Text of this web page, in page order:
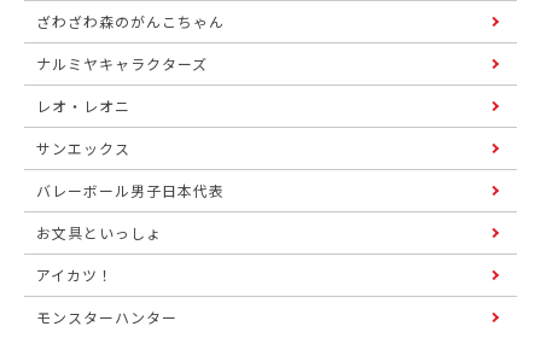
ざわざわ森のがんこちゃん
ナルミヤキャラクターズ
レオ・レオニ
サンエックス
バレーボール男子日本代表
お文具といっしょ
アイカツ！
モンスターハンター